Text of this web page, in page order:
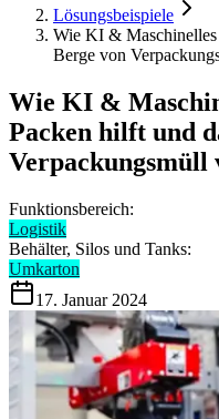
Lösungsbeispiele
Wie KI &
Berge von
Wie KI &
Packen hilft und
Verpackungsmüll
Funktionsbereich:
Logistik
Behälter, Silos und Tanks:
Umkarton
17. Januar 2024